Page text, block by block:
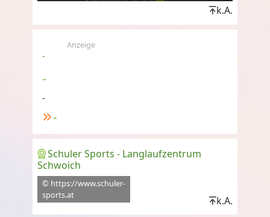
k.A.
Anzeige
-
-
-
-
Schuler Sports - Langlaufzentrum
Schwoich
© https://www.schuler-
sports.at
k.A.